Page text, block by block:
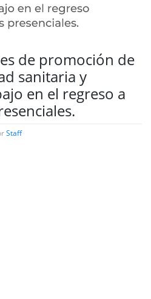
de promoción de
sanitaria y
en el regreso a
Staff